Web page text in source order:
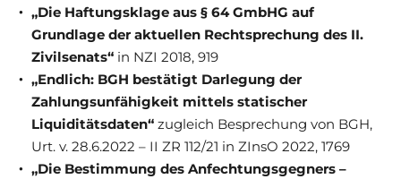
„Die Haftungsklage aus § 64 GmbHG auf
Grundlage der aktuellen Rechtsprechung des II.
Zivilsenats“ in NZI 2018, 919
„Endlich: BGH bestätigt Darlegung der
Zahlungsunfähigkeit mittels statischer
Liquiditätsdaten“ zugleich Besprechung von BGH,
Urt. v. 28.6.2022 – II ZR 112/21 in ZInsO 2022, 1769
„Die Bestimmung des Anfechtungsgegners –